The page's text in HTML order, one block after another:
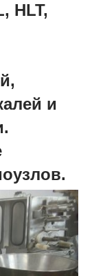
HLT,
и